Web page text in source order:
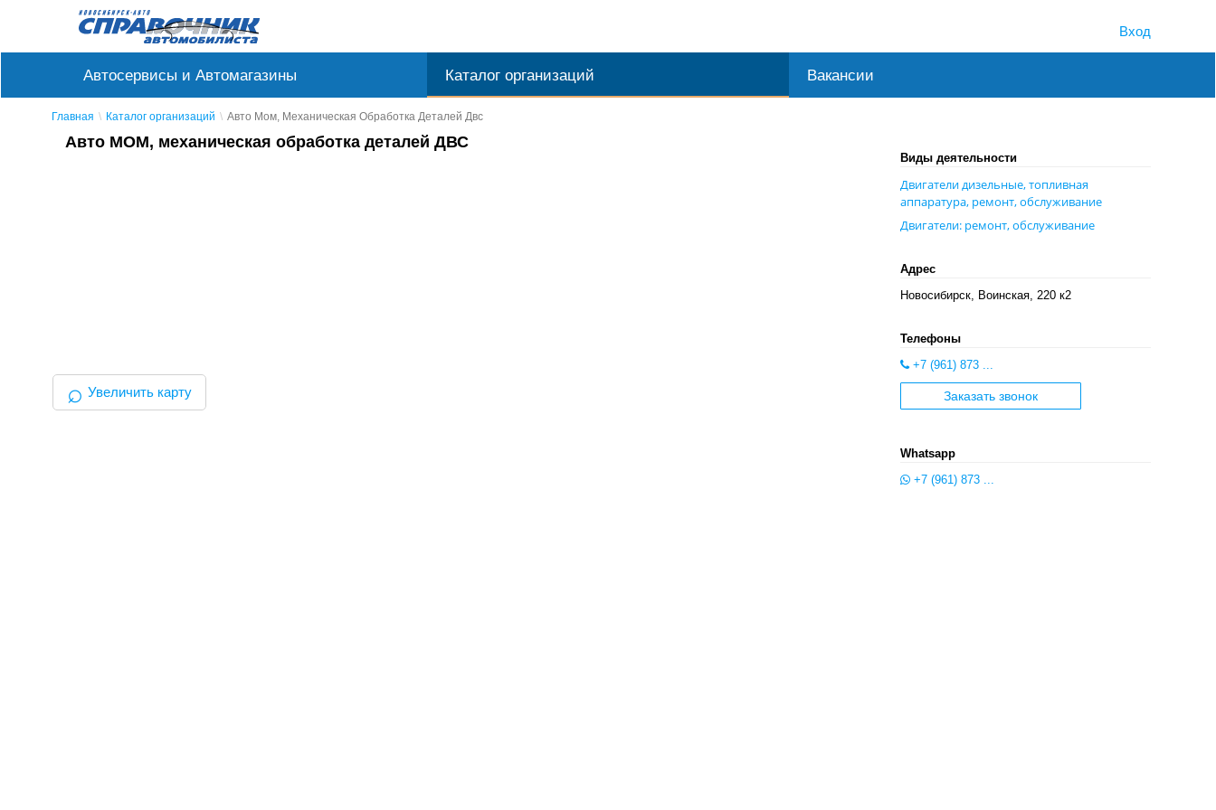
Вход
Автосервисы и Автомагазины Каталог организаций Вакансии
Главная Каталог организаций Авто Мом, Механическая Обработка Деталей Двс
Авто МОМ, механическая обработка деталей ДВС
⌕ Увеличить карту
Виды деятельности
Двигатели дизельные, топливная
аппаратура, ремонт, обслуживание
Двигатели: ремонт, обслуживание
Адрес
Новосибирск, Воинская, 220 к2
Телефоны
+7 (961) 873 ...
Заказать звонок
Whatsapp
+7 (961) 873 ...